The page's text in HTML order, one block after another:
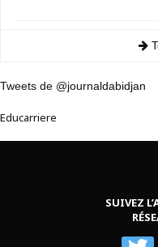
Tweets de @journaldabidjan
Educarriere
SUIVEZ